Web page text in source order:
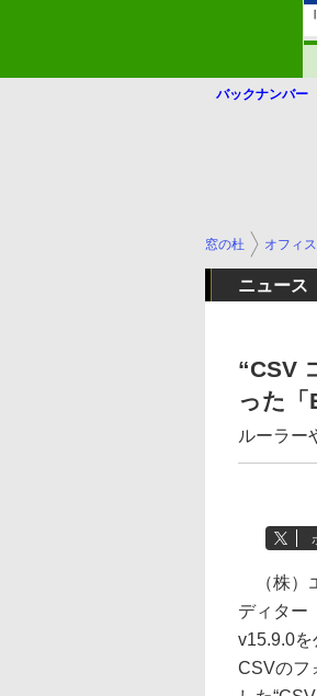
バックナンバー
窓の杜 オフィ
ニュース
“CSV
った
ルーラー
（株）
ディター
v15.9.0を
CSVのフ